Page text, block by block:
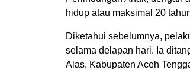
hidup atau maksimal 20
Diketahui sebelumnya,
selama delapan hari. Ia
Alas, Kabupaten Aceh